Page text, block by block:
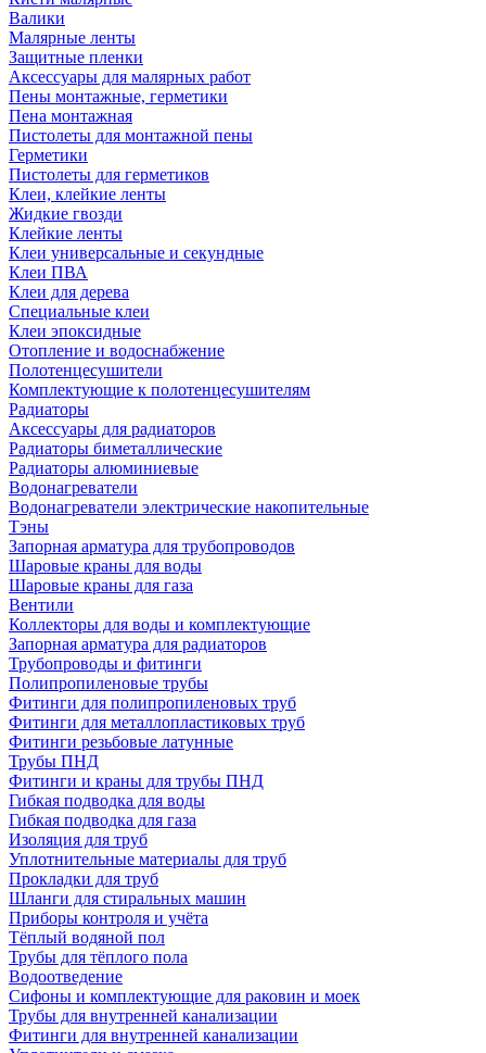
Валики
Малярные ленты
Защитные пленки
Аксессуары для малярных работ
Пены монтажные, герметики
Пена монтажная
Пистолеты для монтажной пены
Герметики
Пистолеты для герметиков
Клеи, клейкие ленты
Жидкие гвозди
Клейкие ленты
Клеи универсальные и секундные
Клеи ПВА
Клеи для дерева
Специальные клеи
Клеи эпоксидные
Отопление и водоснабжение
Полотенцесушители
Комплектующие к полотенцесушителям
Радиаторы
Аксессуары для радиаторов
Радиаторы биметаллические
Радиаторы алюминиевые
Водонагреватели
Водонагреватели электрические накопительные
Тэны
Запорная арматура для трубопроводов
Шаровые краны для воды
Шаровые краны для газа
Вентили
Коллекторы для воды и комплектующие
Запорная арматура для радиаторов
Трубопроводы и фитинги
Полипропиленовые трубы
Фитинги для полипропиленовых труб
Фитинги для металлопластиковых труб
Фитинги резьбовые латунные
Трубы ПНД
Фитинги и краны для трубы ПНД
Гибкая подводка для воды
Гибкая подводка для газа
Изоляция для труб
Уплотнительные материалы для труб
Прокладки для труб
Шланги для стиральных машин
Приборы контроля и учёта
Тёплый водяной пол
Трубы для тёплого пола
Водоотведение
Сифоны и комплектующие для раковин и моек
Трубы для внутренней канализации
Фитинги для внутренней канализации